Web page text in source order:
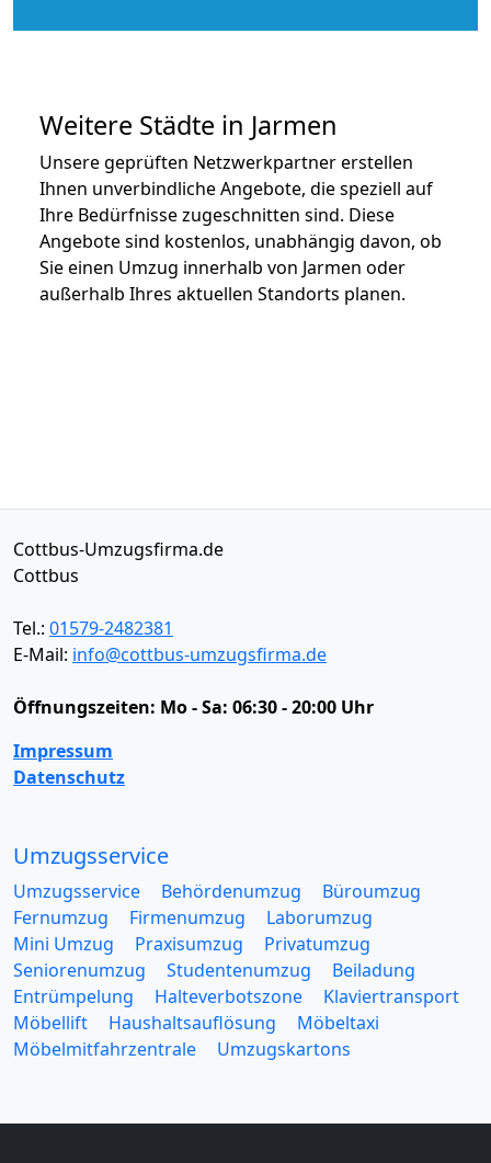
Weitere Städte in Jarmen
Unsere geprüften Netzwerkpartner erstellen
Ihnen unverbindliche Angebote, die speziell auf
Ihre Bedürfnisse zugeschnitten sind. Diese
Angebote sind kostenlos, unabhängig davon, ob
Sie einen Umzug innerhalb von Jarmen oder
außerhalb Ihres aktuellen Standorts planen.
Cottbus-Umzugsfirma.de
Cottbus
Tel.: 01579-2482381
E-Mail: info@cottbus-umzugsfirma.de
Öffnungszeiten: Mo - Sa: 06:30 - 20:00 Uhr
Impressum
Datenschutz
Umzugsservice
Umzugsservice Behördenumzug
Büroumzug
Fernumzug
Firmenumzug
Laborumzug
Mini Umzug
Praxisumzug
Privatumzug
Seniorenumzug
Studentenumzug
Beiladung
Entrümpelung
Halteverbotszone
Klaviertransport
Möbellift
Haushaltsauflösung
Möbeltaxi
Möbelmitfahrzentrale
Umzugskartons